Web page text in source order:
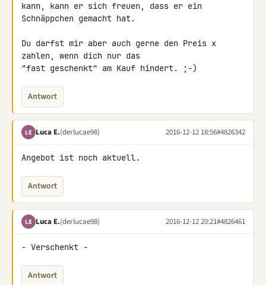
kann, kann er sich freuen, dass er ein
Schnäppchen gemacht hat.
Du darfst mir aber auch gerne den Preis x
zahlen, wenn dich nur das
"fast geschenkt" am Kauf hindert. ;-)
Antwort
LE Luca E.(derlucae98) 2016-12-12 18:56#4826342
Angebot ist noch aktuell.
Antwort
LE Luca E.(derlucae98) 2016-12-12 20:21#4826461
- Verschenkt -
Antwort